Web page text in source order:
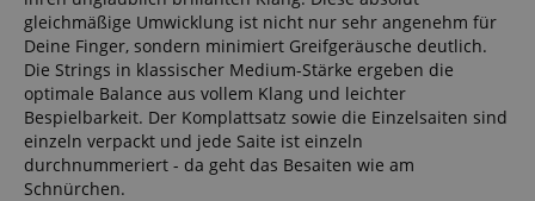
gleichmäßige Umwicklung ist nicht nur sehr angenehm für
Deine Finger, sondern minimiert Greifgeräusche deutlich.
Die Strings in klassischer Medium-Stärke ergeben die
optimale Balance aus vollem Klang und leichter
Bespielbarkeit. Der Komplattsatz sowie die Einzelsaiten sind
einzeln verpackt und jede Saite ist einzeln
durchnummeriert - da geht das Besaiten wie am
Schnürchen.